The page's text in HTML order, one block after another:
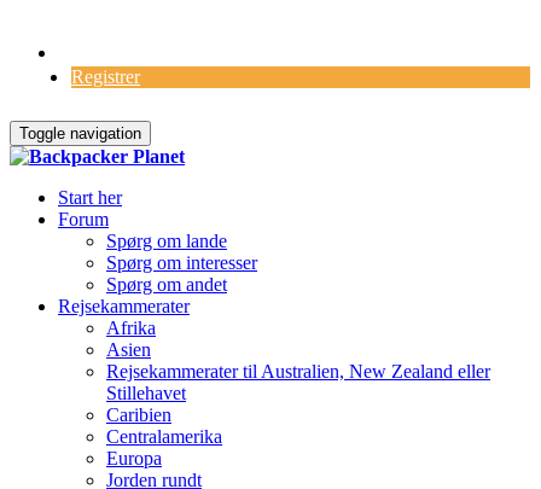
Registrer
Toggle navigation
Start her
Forum
Spørg om lande
Spørg om interesser
Spørg om andet
Rejsekammerater
Afrika
Asien
Rejsekammerater til Australien, New Zealand eller
Stillehavet
Caribien
Centralamerika
Europa
Jorden rundt